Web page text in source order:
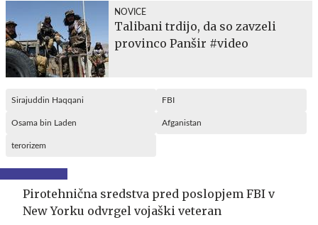
NOVICE
Talibani trdijo, da so zavzeli
provinco Panšir #video
Sirajuddin Haqqani FBI
Osama bin Laden Afganistan
terorizem
Pirotehnična sredstva pred poslopjem FBI v
New Yorku odvrgel vojaški veteran